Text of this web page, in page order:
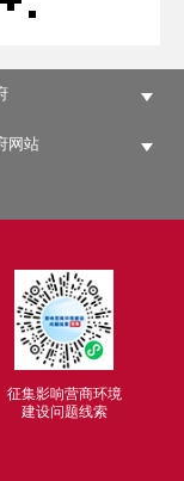
网站
征集影响营商环境
建设问题线索